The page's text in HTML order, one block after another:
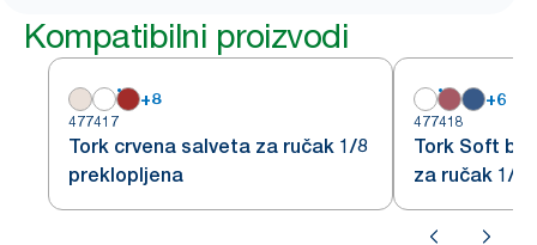
Kompatibilni proizvodi
+8
477417
Tork crvena salveta za ručak 1/8
preklopljena
+6
477418
Tork Soft
za ručak 1/8